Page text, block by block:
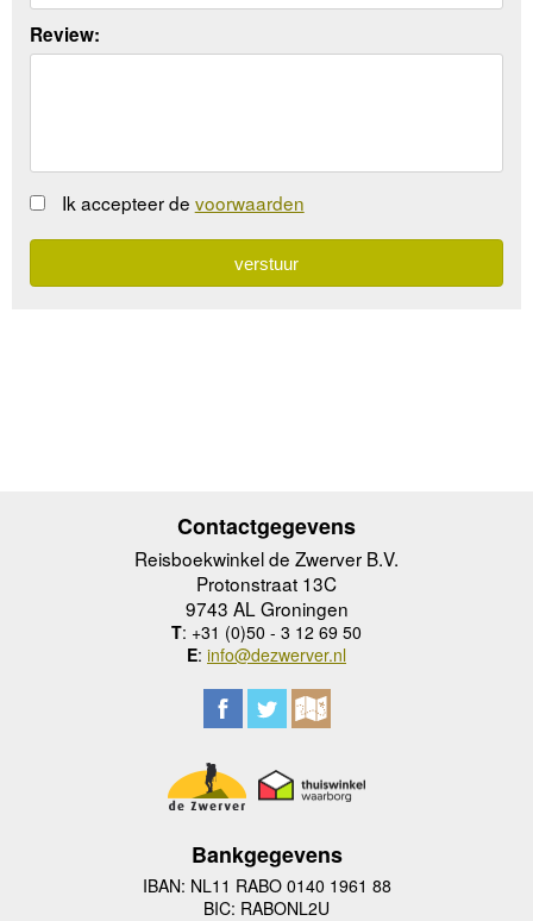
Review:
Ik accepteer de voorwaarden
Contactgegevens
Reisboekwinkel de Zwerver B.V.
Protonstraat 13C
9743 AL Groningen
T: +31 (0)50 - 3 12 69 50
E: info@dezwerver.nl
Bankgegevens
IBAN: NL11 RABO 0140 1961 88
BIC: RABONL2U